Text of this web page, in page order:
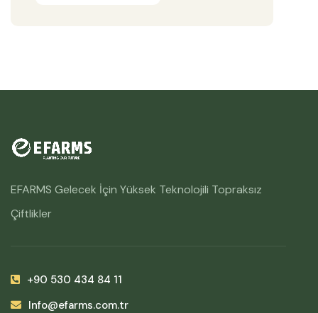
EFARMS Gelecek İçin Yüksek Teknolojili Topraksız
Çiftlikler
+90 530 434 84 11
Info@efarms.com.tr